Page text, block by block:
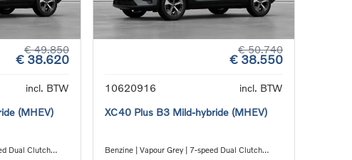
€ 49.850
€ 38.620
incl. BTW
(MHEV)
Dual Clutch
€ 50.740
€ 38.550
10620916
incl. BTW
XC40 Plus B3 Mild-hybride (MHEV)
Benzine | Vapour Grey | 7-speed Dual Clutch